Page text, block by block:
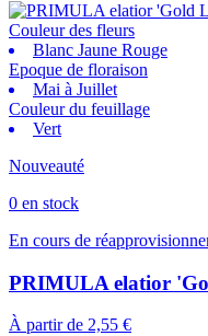
Couleur des fleurs
Blanc Jaune Rouge
Epoque de floraison
Mai à Juillet
Couleur du feuillage
Vert
Nouveauté
0 en stock
En cours de
PRIMULA elatior
À partir de 2,55 €